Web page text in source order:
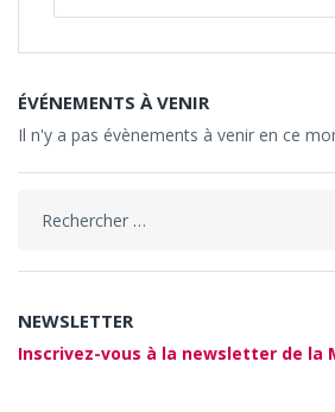
ÉVÉNEMENTS À VENIR
Il n'y a pas évènements à venir en ce
NEWSLETTER
Inscrivez-vous à la newsletter de la